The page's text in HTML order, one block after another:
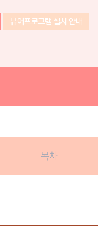
뷰어프로그램 설치 안내
목차